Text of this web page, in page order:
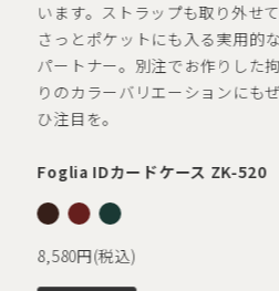
います。ストラップも取り外せて
さっとポケットにも入る実用的な
パートナー。別注でお作りした拘
りのカラーバリエーションにもぜ
ひ注目を。
Foglia IDカードケース ZK-520
8,580円(税込)